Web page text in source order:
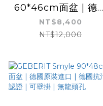
60*46cm面盆 | 德國
原裝進口
NT$8,400
NT$12,000